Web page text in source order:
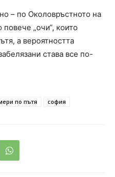
– по Околовръстното на
„очи“, които
а вероятността
става все по-
по пътя софия